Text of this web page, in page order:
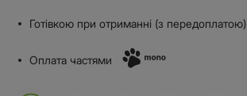
Готівкою при отриманні (з передоплатою)
Оплата частями